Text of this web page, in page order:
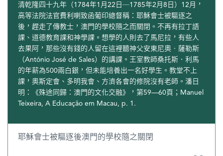
清乾隆四十九年（1784年1月22日─1785年2月8日）12月，
高等法院法官費利喇致函葡印總督稱：耶穌會士被驅逐之
後，趕走了傳教士，澳門的學校隨之而關閉。不再有拉丁語
課、道德教育課和神學課。想學的人則去了馬尼拉，有些人
去果阿，那些沒有錢的人留在這裡聽神父安東尼奧‧薩勒斯
（António José de Sales）的講課。王室教師桑托斯．利馬
的年薪為500兩白銀，但未能培養出一名好學生。教堂不上
課，奧斯定會、多明我會、方濟各會的修院沒有老師。潘日
明：《殊途同歸：澳門的文化交融》，第59—60頁；Manuel
Teixeira, A Educação em Macau, p. 1.
耶穌會士被驅逐後澳門的學校隨之關閉